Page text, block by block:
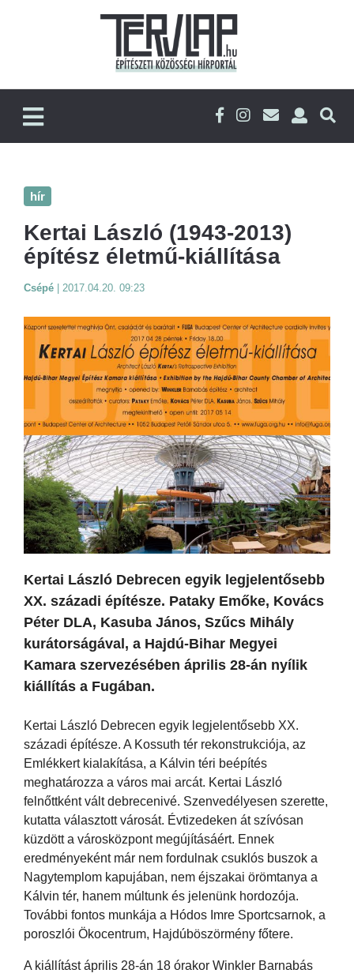
hír
Kertai László (1943-2013)
építész életmű-kiállítása
Csépé 2017.04.20. 09:23
Kertai László Debrecen egyik legjelentősebb
XX. századi építésze. Pataky Emőke, Kovács
Péter DLA, Kasuba János, Szűcs Mihály
kurátorságával, a Hajdú-Bihar Megyei
Kamara szervezésében április 28-án nyílik
kiállítás a Fugában.
Kertai László Debrecen egyik legjelentősebb XX.
századi építésze. A Kossuth tér rekonstrukciója, az
Emlékkert kialakítása, a Kálvin téri beépítés
meghatározza a város mai arcát. Kertai László
felnőttként vált debrecenivé. Szenvedélyesen szerette,
kutatta választott városát. Évtizedeken át szívósan
küzdött a városközpont megújításáért. Ennek
eredményeként már nem fordulnak csuklós buszok a
Nagytemplom kapujában, nem éjszakai örömtanya a
Kálvin tér, hanem múltunk és jelenünk hordozója.
További fontos munkája a Hódos Imre Sportcsarnok, a
poroszlói Ökocentrum, Hajdúböszörmény főtere.
A kiállítást április 28-án 18 órakor Winkler Barnabás